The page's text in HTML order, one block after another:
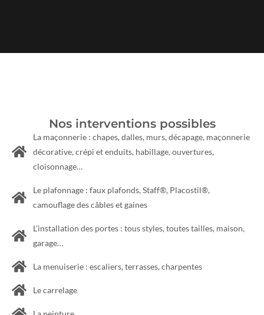
Nos interventions possibles
La maçonnerie : chapes, dalles, murs, décapage, maçonnerie
décorative, crépi et enduits, habillage, ouvertures,
cloisonnage…
Le plafonnage : faux plafonds, Staff®, Placostil®,
camouflage des câbles et gaines
L'installation des portes : tous styles, toutes tailles, maison,
garage…
La menuiserie : escaliers, terrasses, charpentes
Le carrelage